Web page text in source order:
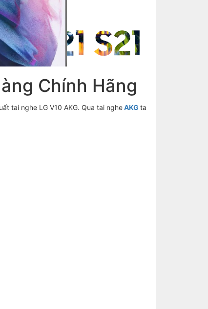
Chính Hãng
tai nghe LG V10 AKG. Qua tai ngheAKG ta